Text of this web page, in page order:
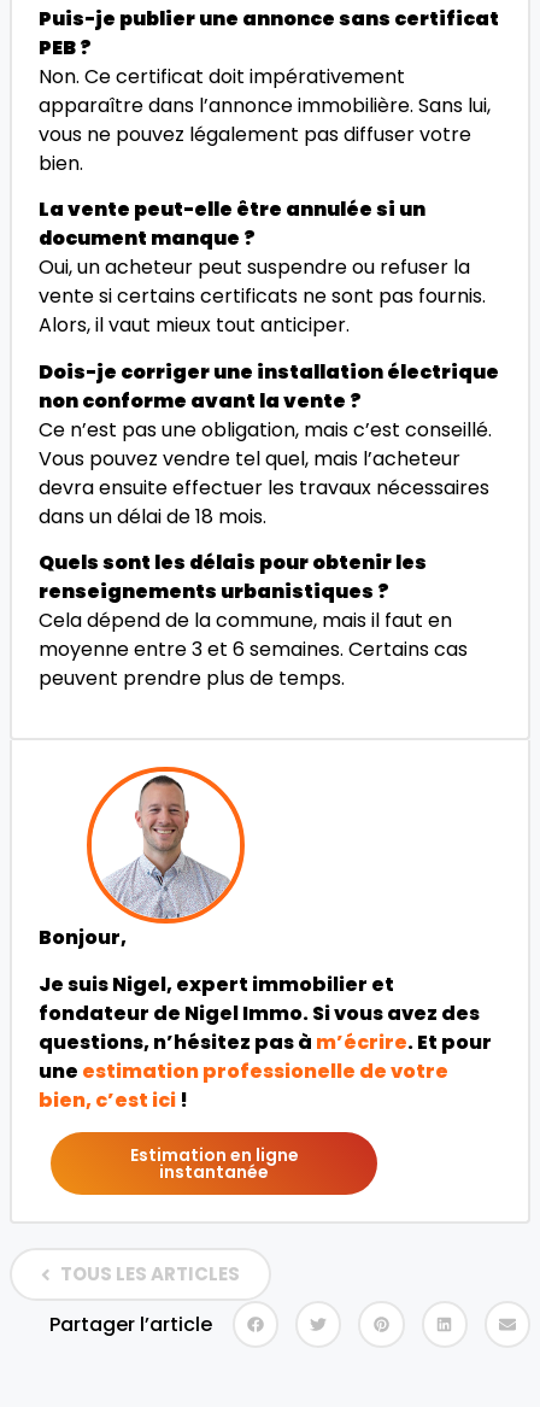
Puis-je publier une annonce sans certificat
PEB ?
Non. Ce certificat doit impérativement
apparaître dans l’annonce immobilière. Sans lui,
vous ne pouvez légalement pas diffuser votre
bien.
La vente peut-elle être annulée si un
document manque ?
Oui, un acheteur peut suspendre ou refuser la
vente si certains certificats ne sont pas fournis.
Alors, il vaut mieux tout anticiper.
Dois-je corriger une installation électrique
non conforme avant la vente ?
Ce n’est pas une obligation, mais c’est conseillé.
Vous pouvez vendre tel quel, mais l’acheteur
devra ensuite effectuer les travaux nécessaires
dans un délai de 18 mois.
Quels sont les délais pour obtenir les
renseignements urbanistiques ?
Cela dépend de la commune, mais il faut en
moyenne entre 3 et 6 semaines. Certains cas
peuvent prendre plus de temps.
Bonjour,
Je suis Nigel, expert immobilier et
fondateur de Nigel Immo. Si vous avez des
questions, n’hésitez pas à m’écrire. Et pour
une estimation professionelle de votre
bien, c’est ici !
Estimation en ligne
instantanée
TOUS LES ARTICLES
Partager l’article